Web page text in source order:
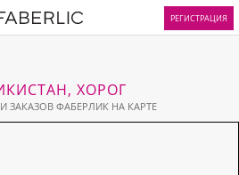
РЕГИСТРАЦИЯ
ХОРОГ
ЗАКАЗОВ ФАБЕРЛИК НА КАРТЕ